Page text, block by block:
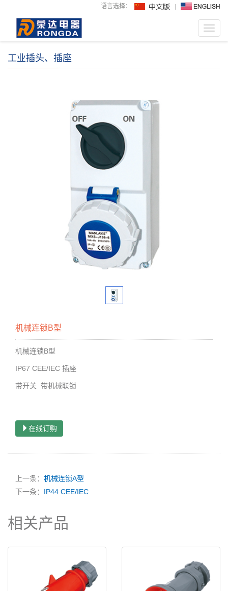
语言选择：
工业插头、插座
机械连锁B型
机械连锁B型
IP67 CEE/IEC 插座
带开关 带机械联锁
在线订购
上一条： 机械连锁A型
下一条： IP44 CEE/IEC
相关产品